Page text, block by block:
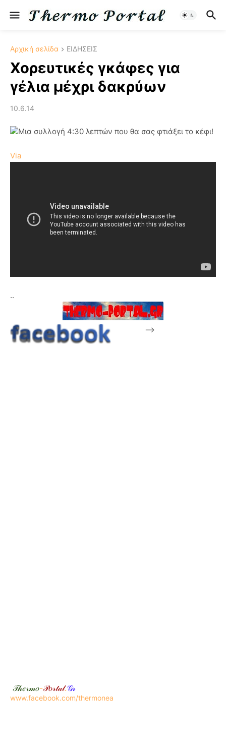
Αρχική σελίδα ΕΙΔΗΣΕΙΣ
Χορευτικές γκάφες για
γέλια μέχρι δακρύων
10.6.14
Μια συλλογή 4:30 λεπτών που θα σας φτιάξει το κέφι!
Via
..
-->
𝒯𝒽𝑒𝓇𝓂𝑜-𝒫𝑜𝓇𝓉𝒶𝓁.𝒢𝓇
www.facebook.com/thermonea